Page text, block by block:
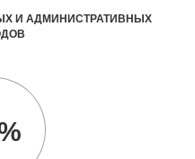
И АДМИНИСТРАТИВНЫХ